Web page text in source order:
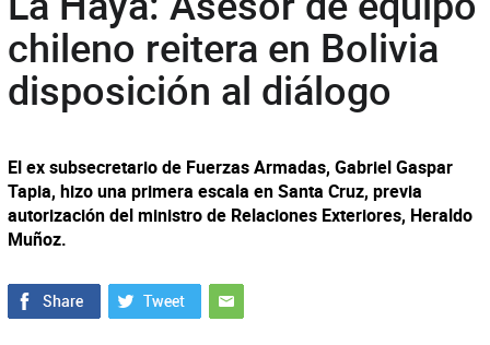
chileno reitera en Bolivia
disposición al diálogo
El ex subsecretario de Fuerzas Armadas, Gabriel Gaspar
Tapia, hizo una primera escala en Santa Cruz, previa
autorización del ministro de Relaciones Exteriores, Heraldo
Muñoz.